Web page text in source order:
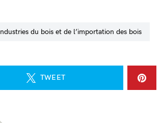
du bois et de l’importation des bois
TWEET